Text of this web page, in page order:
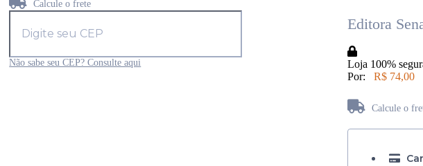
Calcule o frete
Não sabe seu CEP? Consulte aqui
Editora
Loja 100%
Por:
R$ 74,00
Calcule o